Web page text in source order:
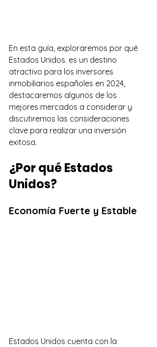
En esta guía, exploraremos por qué
Estados Unidos. es un destino
atractivo para los inversores
inmobiliarios españoles en 2024,
destacaremos algunos de los
mejores mercados a considerar y
discutiremos las consideraciones
clave para realizar una inversión
exitosa.
¿Por qué Estados
Unidos?
Economía Fuerte y Estable
Estados Unidos cuenta con la